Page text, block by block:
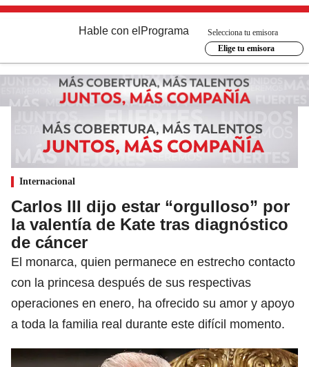
Hable con el Programa
Selecciona tu emisora
Elige tu emisora
Internacional
Carlos III dijo estar “orgulloso” por
la valentía de Kate tras diagnóstico
de cáncer
El monarca, quien permanece en estrecho contacto
con la princesa después de sus respectivas
operaciones en enero, ha ofrecido su amor y apoyo
a toda la familia real durante este difícil momento.